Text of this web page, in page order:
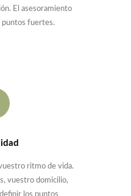
El asesoramiento
puntos fuertes.
ritmo de vida.
vuestro domicilio,